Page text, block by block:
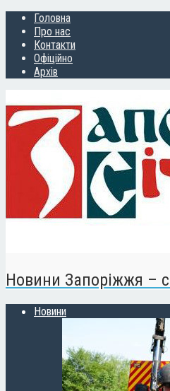
Головна
Про нас
Контакти
Офіційно
Архів
Новини Запоріжжя –
Новини